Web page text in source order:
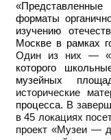
«
форматы
изучению
Москве в рамках
Один из них —
которого
музейных
исторические
процесса. В
в 45 локациях
проект «Музеи —